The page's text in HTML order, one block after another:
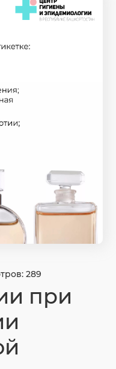
289
при
данных